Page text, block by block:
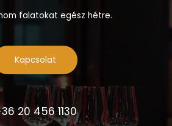
falatokat egész hétre.
Kapcsolat
20 456 1130